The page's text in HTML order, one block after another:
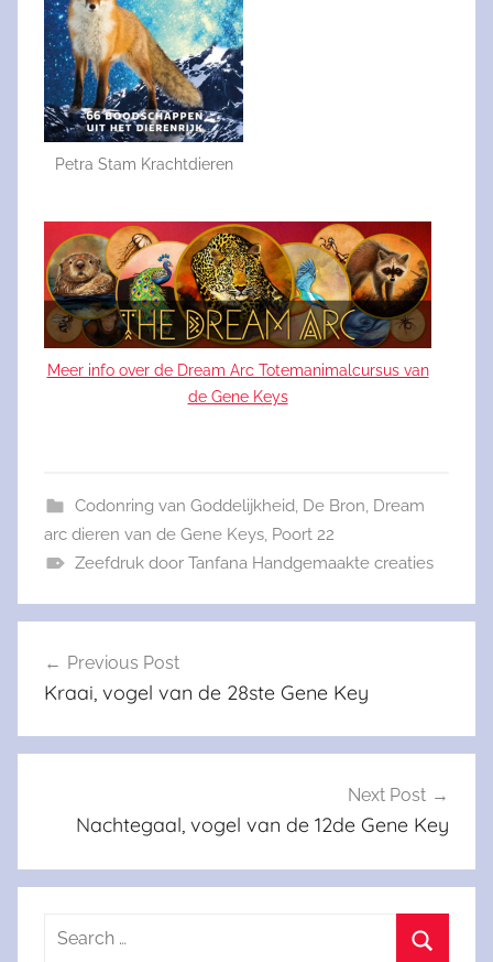
Petra Stam Krachtdieren
Meer info over de Dream Arc Totemanimalcursus van
de Gene Keys
Codonring van Goddelijkheid De Bron Dream
arc dieren van de Gene Keys Poort 22
Zeefdruk door Tanfana Handgemaakte creaties
Previous Post
Kraai, vogel van de 28ste Gene Key
Next Post
Nachtegaal, vogel van de 12de Gene Key
Search